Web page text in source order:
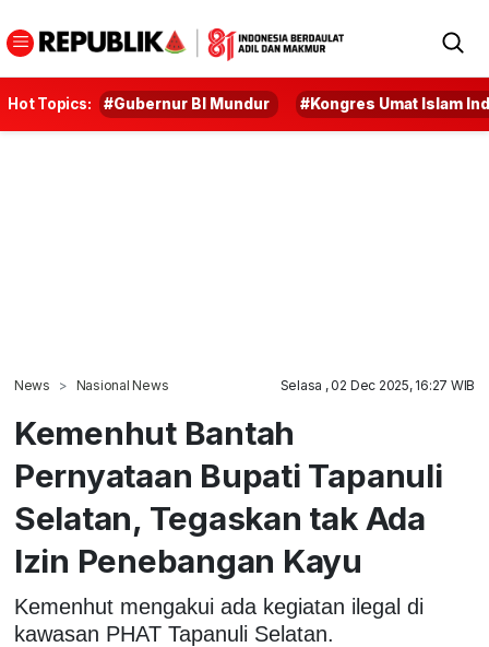
Hot Topics: #Gubernur BI Mundur #Kongres Umat Islam
News Nasional News Selasa , 02 Dec 2025, 16:27 WIB
Kemenhut Bantah
Pernyataan Bupati Tapanuli
Selatan, Tegaskan tak Ada
Izin Penebangan Kayu
Kemenhut mengakui ada kegiatan ilegal di
kawasan PHAT Tapanuli Selatan.